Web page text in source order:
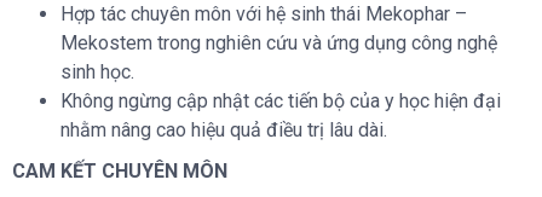
Hợp tác chuyên môn với hệ sinh thái Mekophar –
Mekostem trong nghiên cứu và ứng dụng công nghệ
sinh học.
Không ngừng cập nhật các tiến bộ của y học hiện đại
nhằm nâng cao hiệu quả điều trị lâu dài.
CAM KẾT CHUYÊN MÔN